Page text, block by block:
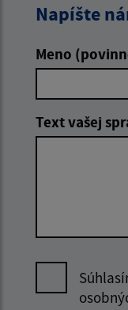
Napíšte
Meno
Text vašej